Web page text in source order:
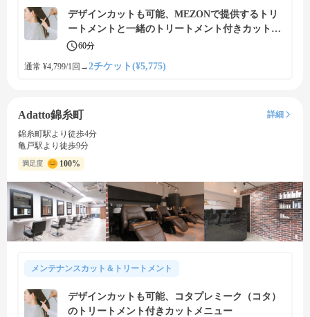
デザインカットも可能、MEZONで提供するトリ
ートメントと一緒のトリートメント付きカットメ
ニュー
60分
通常 ¥4,799/1回 →2チケット(¥5,775)
Adatto錦糸町
詳細
錦糸町駅より徒歩4分
亀戸駅より徒歩9分
満足度 100%
メンテナンスカット＆トリートメント
デザインカットも可能、コタプレミーク（コタ）
のトリートメント付きカットメニュー